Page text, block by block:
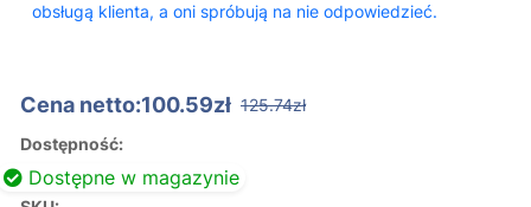
obsługą klienta, a oni spróbują na nie odpowiedzieć.
Cena netto:100.59zł 125.74zł
Dostępność:
Dostępne w magazynie